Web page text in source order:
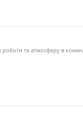
та атмосферу в